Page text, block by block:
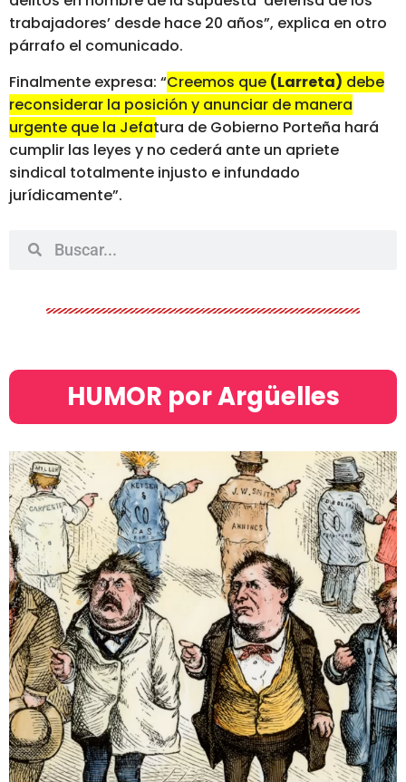
trabajadores’ desde hace 20 años”, explica en otro
párrafo el comunicado.
Finalmente expresa: “Creemos que (Larreta) debe
reconsiderar la posición y anunciar de manera
urgente que la Jefatura de Gobierno Porteña hará
cumplir las leyes y no cederá ante un apriete
sindical totalmente injusto e infundado
jurídicamente”.
HUMOR por Argüelles​